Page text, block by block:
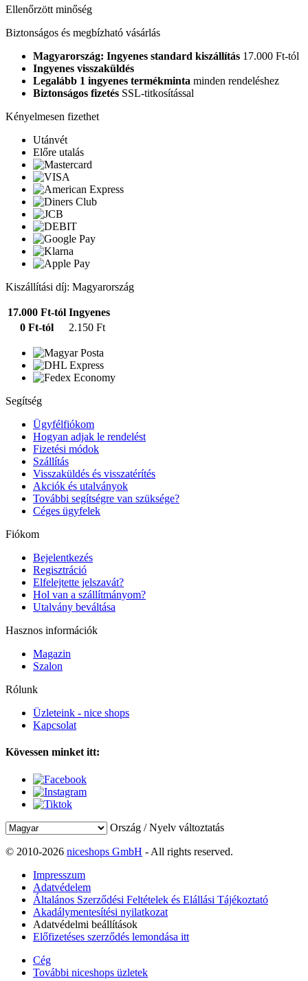
Ellenőrzött minőség
Biztonságos és megbízható vásárlás
Magyarország: Ingyenes standard kiszállítás 17.000 Ft-tól
Ingyenes visszaküldés
Legalább 1 ingyenes termékminta minden rendeléshez
Biztonságos fizetés SSL-titkosítással
Kényelmesen fizethet
Utánvét
Előre utalás
Kiszállítási díj: Magyarország
17.000 Ft-tól Ingyenes
0 Ft-tól
2.150 Ft
Segítség
Ügyfélfiókom
Hogyan adjak le rendelést
Fizetési módok
Szállítás
Visszaküldés és visszatérítés
Akciók és utalványok
További segítségre van szüksége?
Céges ügyfelek
Fiókom
Bejelentkezés
Regisztráció
Elfelejtette jelszavát?
Hol van a szállítmányom?
Utalvány beváltása
Hasznos információk
Magazin
Szalon
Rólunk
Üzleteink - nice shops
Kapcsolat
Kövessen minket itt:
Ország / Nyelv változtatás
© 2010-2026 niceshops GmbH - All rights reserved.
Impresszum
Adatvédelem
Általános Szerződési Feltételek és Elállási Tájékoztató
Akadálymentesítési nyilatkozat
Adatvédelmi beállítások
Előfizetéses szerződés lemondása itt
Cég
További niceshops üzletek